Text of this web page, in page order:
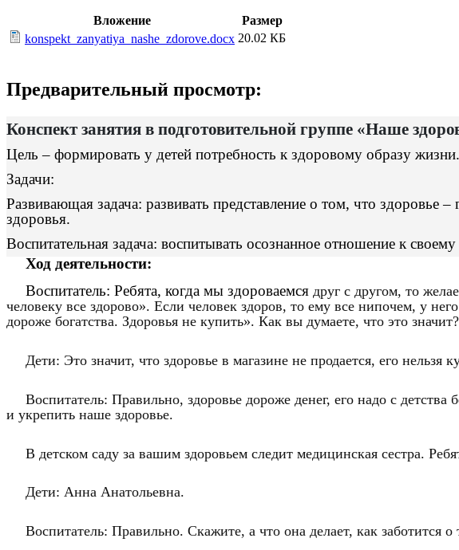
Вложение
Размер
konspekt_zanyatiya_nashe_zdorove.docx 20.02 КБ
Предварительный просмотр:
Конспект занятия в подготовительной группе «Наше
Цель – формировать у детей потребность к здоровому образу жизни.
Задачи:
Развивающая задача: развивать представление о том, что здоровье
здоровья.
Воспитательная задача: воспитывать осознанное отношение к
Ход деятельности:
Воспитатель: Ребята, когда мы здороваемся друг с другом, то
человеку все здорово». Если человек здоров, то ему все нипочем, у
дороже богатства. Здоровья не купить». Как вы думаете, что это значит?
Дети: Это значит, что здоровье в магазине не продается, его нельзя
Воспитатель: Правильно, здоровье дороже денег, его надо с
и укрепить наше здоровье.
В детском саду за вашим здоровьем следит медицинская сестра.
Дети: Анна Анатольевна.
Воспитатель: Правильно. Скажите, а что она делает, как заботится